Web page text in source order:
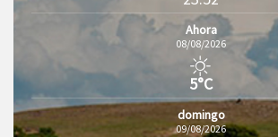
Ahora
08/08/2026
5°C
domingo
09/08/2026